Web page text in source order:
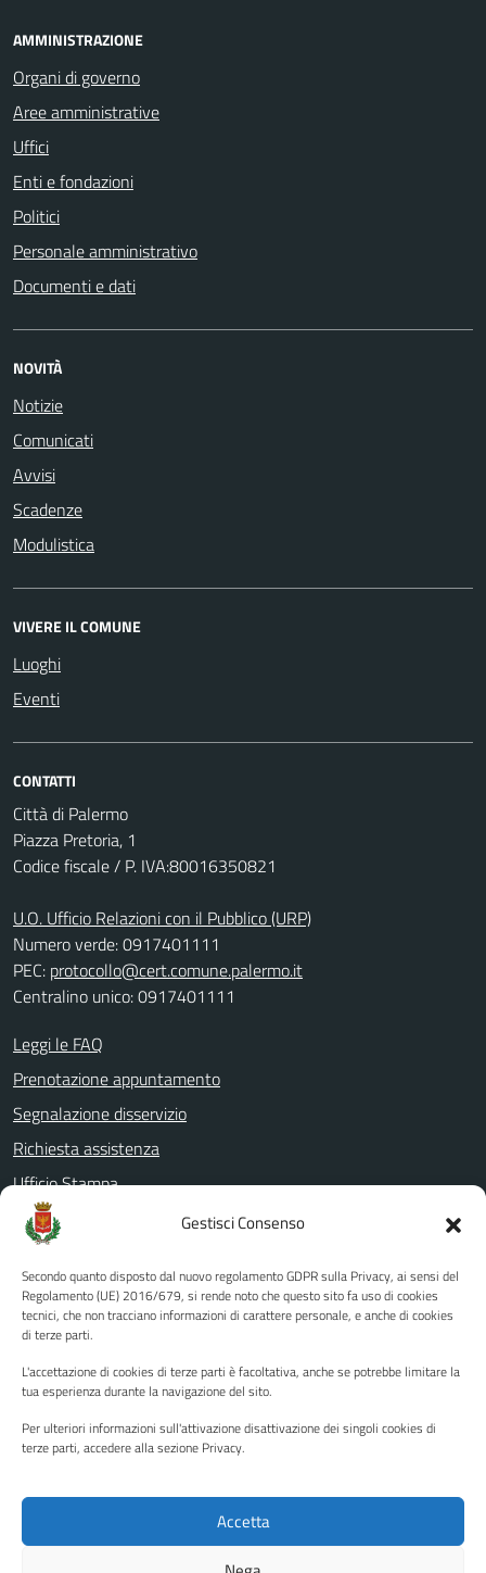
Gestisci Consenso
Secondo quanto disposto dal nuovo regolamento GDPR sulla Privacy, ai sensi del
Regolamento (UE) 2016/679, si rende noto che questo sito fa uso di cookies
tecnici, che non tracciano informazioni di carattere personale, e anche di cookies
di terze parti.
L'accettazione di cookies di terze parti è facoltativa, anche se potrebbe limitare la
tua esperienza durante la navigazione del sito.
Per ulteriori informazioni sull'attivazione disattivazione dei singoli cookies di
terze parti, accedere alla sezione Privacy.
Accetta
AMMINISTRAZIONE
Organi di governo
Aree amministrative
Uffici
Enti e fondazioni
Politici
Personale amministrativo
Documenti e dati
NOVITÀ
Notizie
Comunicati
Avvisi
Scadenze
Modulistica
VIVERE IL COMUNE
Luoghi
Eventi
CONTATTI
Città di Palermo
Piazza Pretoria, 1
Codice fiscale / P. IVA:80016350821
U.O. Ufficio Relazioni con il Pubblico (URP)
Numero verde: 0917401111
PEC: protocollo@cert.comune.palermo.it
Centralino unico: 0917401111
Leggi le FAQ
Prenotazione appuntamento
Segnalazione disservizio
Richiesta assistenza
Ufficio Stampa
Amministrazione Trasparente
Albo pretorio
Informativa privacy
Note legali
Piano di miglioramento del sito
Instagram